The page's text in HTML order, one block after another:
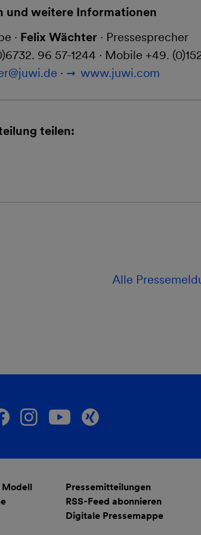
und weitere Informationen
· Felix Wächter · Pressesprecher
96 57-1244 · Mobile +49.
juwi.de · www.juwi.com
teilen:
Alle
Modell
Pressemitteilungen
RSS-Feed abonnieren
Digitale Pressemappe